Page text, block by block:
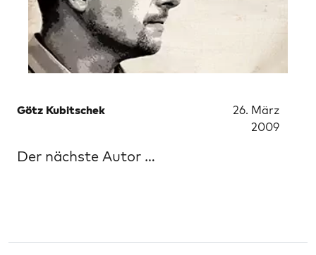
Götz Kubitschek
26. März
2009
Der nächste Autor …